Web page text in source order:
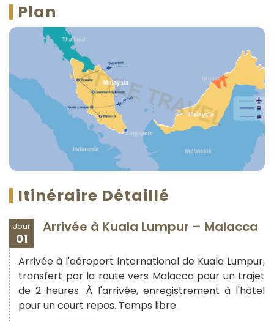
Plan
Itinéraire Détaillé
Jour
01
Arrivée à Kuala Lumpur – Malacca
Arrivée à l'aéroport international de Kuala Lumpur,
transfert par la route vers Malacca pour un trajet
de 2 heures. À l'arrivée, enregistrement à l'hôtel
pour un court repos. Temps libre.